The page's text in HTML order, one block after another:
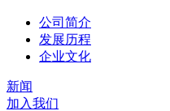
公司简介
发展历程
企业文化
新闻
加入我们